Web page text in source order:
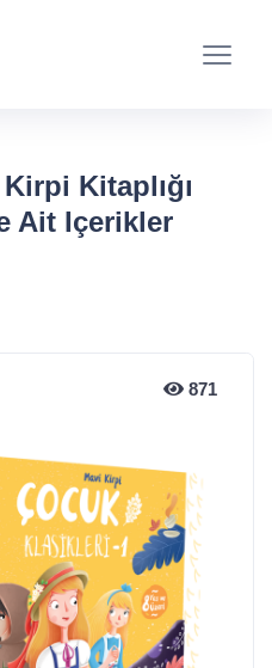
Kitaplığı
Ait Içerikler
871
871